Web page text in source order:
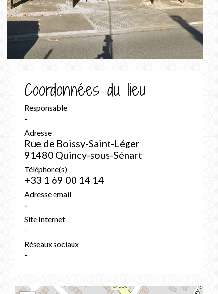
Coordonnées du lieu
Responsable
-
Adresse
Rue de Boissy-Saint-Léger
91480 Quincy-sous-Sénart
Téléphone(s)
+33 1 69 00 14 14
Adresse email
-
Site Internet
-
Réseaux sociaux
-